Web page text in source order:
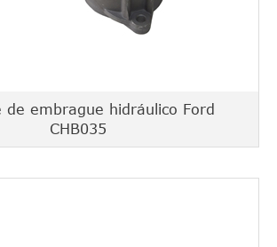
de embrague hidráulico Ford
CHB035